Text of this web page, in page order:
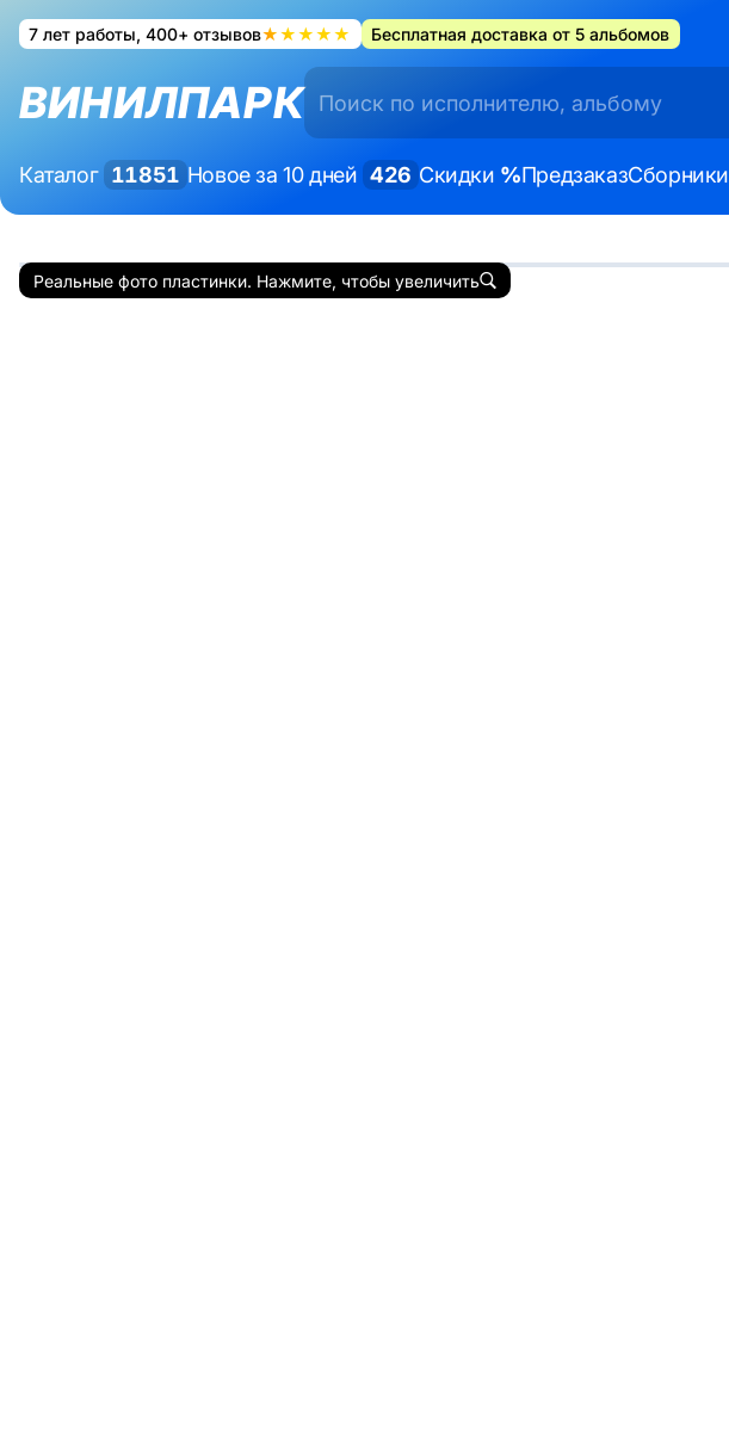
7 лет работы, 400+ отзывов★★★★★ Бесплатная доставка от 5 альбомов
ВИНИЛПАРК
Каталог 11851 Новое за 10 дней 426 Скидки %ПредзаказСборники
Реальные фото пластинки. Нажмите, чтобы увеличить